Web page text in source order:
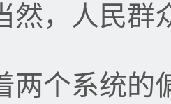
人民群众
两个系统的